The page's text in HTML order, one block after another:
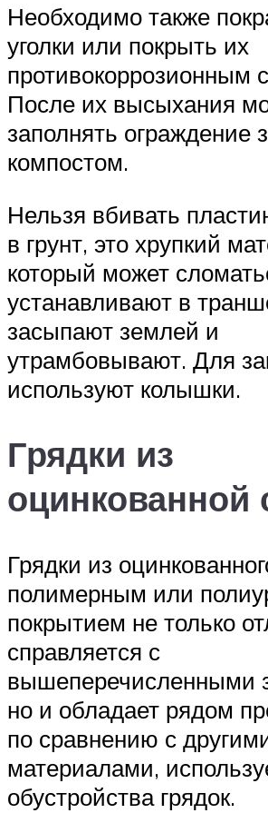
Необходимо также
уголки или покрыть их
противокоррозионным
После их высыхания
заполнять ограждение
компостом.
Нельзя вбивать
в грунт, это хрупкий
который может
устанавливают в
засыпают землей и
утрамбовывают. Для
используют колышки.
Грядки из
оцинкованной
Грядки из
полимерным или
покрытием не только
справляется с
вышеперечисленными
но и обладает рядом
по сравнению с
материалами,
обустройства грядок.